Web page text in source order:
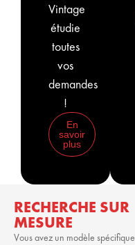
Vintage
étudie
toutes
vos
demandes
!
En
savoir
plus
RECHERCHE SUR
MESURE
Vous avez un modèle spécifique